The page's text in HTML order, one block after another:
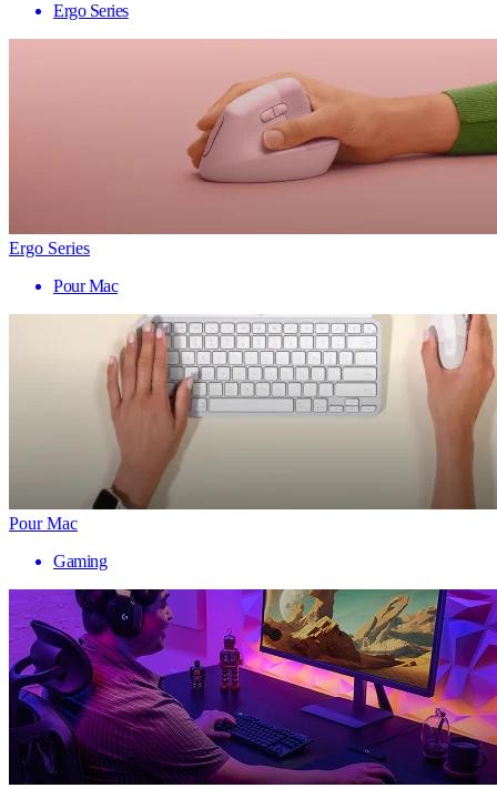
Ergo Series
Ergo Series
Pour Mac
Pour Mac
Gaming